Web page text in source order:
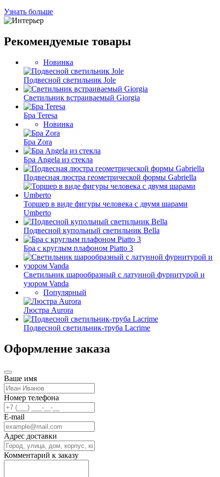
Узнать больше
Рекомендуемые товары
Новинка
Подвесной светильник Jole
Светильник встраиваемый Giorgia
Бра Teresa
Новинка
Бра Zora
Бра Angela из стекла
Подвесная люстра геометрической формы Gabriella
Торшер в виде фигуры человека с двумя шарами
Umberto
Подвесной купольный светильник Bella
Бра с круглым плафоном Piatto 3
Светильник шарообразный с латунной фурнитурой и
узором Vanda
Популярный
Люстра Aurora
Подвесной светильник-труба Lacrime
Оформление заказа
Ваше имя
Номер телефона
E-mail
Адрес доставки
Комментарий к заказу